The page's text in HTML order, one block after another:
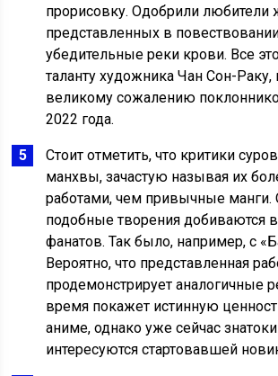
прорисовку. Одобрили любители
представленных в
убедительные реки крови. Все
таланту художника Чан Сон-Раку,
великому сожалению
2022 года.
Стоит отметить, что критики
манхвы, зачастую называя их
работами, чем привычные манги.
подобные творения добиваются
фанатов. Так было, например, с
Вероятно, что представленная
продемонстрирует аналогичные
время покажет истинную
аниме, однако уже сейчас
интересуются стартовавшей